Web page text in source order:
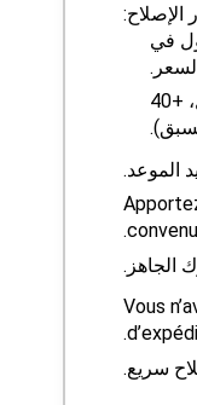
الإصلاح:
في
سريع — 2–3 ساعات على الأقل، +40
الموعد.
الجاهز.
Vous
سريع.